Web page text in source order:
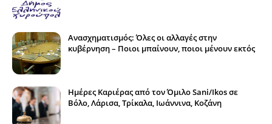
Ανασχηματισμός: Όλες οι αλλαγές στην
κυβέρνηση – Ποιοι μπαίνουν, ποιοι μένουν εκτός
Ημέρες Καριέρας από τον Όμιλο Sani/Ikos σε
Βόλο, Λάρισα, Τρίκαλα, Ιωάννινα, Κοζάνη